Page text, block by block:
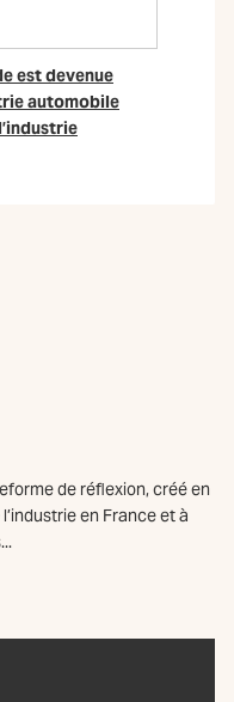
est devenue
automobile
de réflexion, créé en
en France et à